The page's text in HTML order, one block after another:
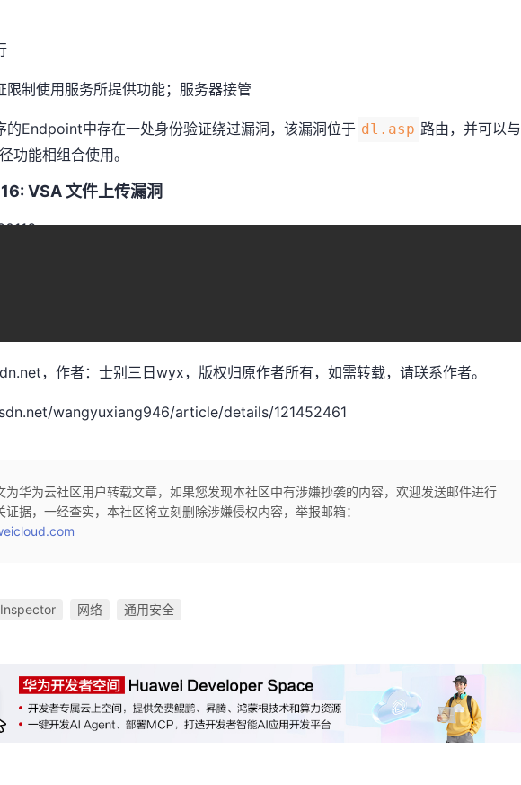
限制使用服务所提供功能；服务器接管
的Endpoint中存在一处身份验证绕过漏洞，该漏洞位于 dl.asp 路由，并可以与
功能相组合使用。
VSA 文件上传漏洞
至服务器；服务器接管
的Endpoint中存在一处任意文件上传漏洞，该漏洞位于
的上传功能与身份验证漏洞的结合，导致攻击者可以借此攻陷系统。
组件 影响版本
安全版本
*
户在发布更新修复程序之前按照以下步骤进行处置
器的网络连接，并保持设备的离线
，作者：士别三日wyx，版权归原作者所有，如需转载，请联系作者。
wangyuxiang946/article/details/121452461
为华为云社区用户转载文章，如果您发现本社区中有涉嫌抄袭的内容，欢迎发送邮件进行
证据，一经查实，本社区将立刻删除涉嫌侵权内容，举报邮箱：
网络 通用安全